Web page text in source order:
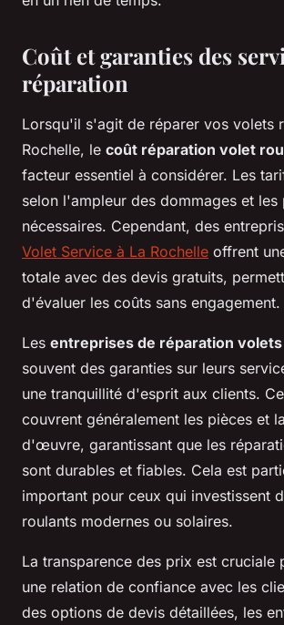
Coût et garanties des
réparation
Lorsqu'il s'agit de réparer vos volets
Rochelle, le coût réparation volet
facteur essentiel à considérer. Les
selon l'ampleur des dommages et les
nécessaires. Cependant, des
Volet Service à La Rochelle offrent
totale avec des devis gratuits,
d'évaluer les coûts sans engagement.
Les entreprises de réparation volets
souvent des garanties sur leurs
une tranquillité d'esprit aux clients.
couvrent généralement les pièces et
d'œuvre, garantissant que les
sont durables et fiables. Cela est
important pour ceux qui investissent
roulants modernes ou solaires.
La transparence des prix est cruciale
une relation de confiance avec les
des options de devis détaillées, les